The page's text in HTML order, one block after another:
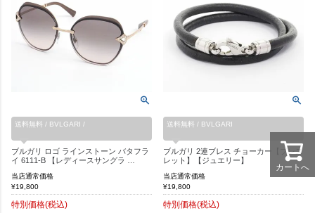
送料無料 / BVLGARI /
ブルガリ ロゴ ラインストーン バタフラ
イ 6111-B 【レディースサングラ …
当店通常価格
¥19,800
特別価格(税込)
送料無料 / BVLGARI
ブルガリ 2連ブレス チョーカー【ブレス
レット】【ジュエリー】
当店通常価格
¥19,800
特別価格(税込)
カートへ